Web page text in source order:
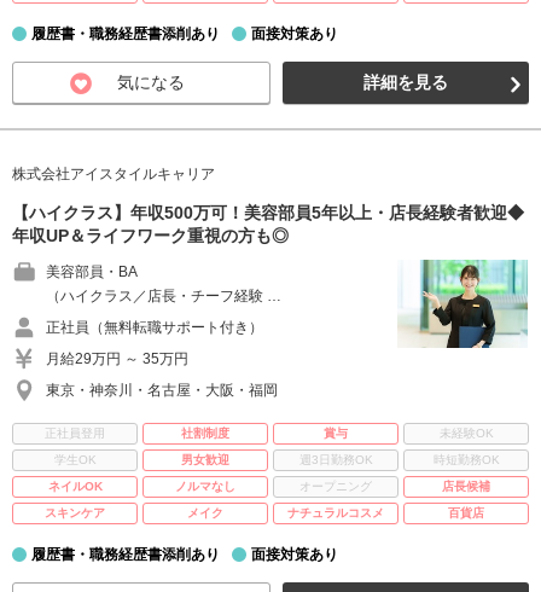
履歴書・職務経歴書添削あり 面接対策あり
気になる 詳細を見る
株式会社アイスタイルキャリア
【ハイクラス】年収500万可！美容部員5年以上・店長経験者歓迎◆
年収UP＆ライフワーク重視の方も◎
美容部員・BA
（ハイクラス／店長・チーフ経験 …
正社員（無料転職サポート付き）
月給29万円 ～ 35万円
東京・神奈川・名古屋・大阪・福岡
正社員登用 社割制度 賞与
未経験OK
学生OK
男女歓迎 週3日勤務OK
時短勤務OK
ネイルOK
ノルマなし オープニング
店長候補
スキンケア
メイク ナチュラルコスメ 百貨店
履歴書・職務経歴書添削あり 面接対策あり